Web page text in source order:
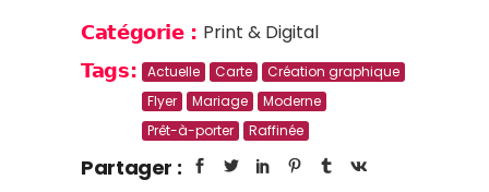
Catégorie : Print & Digital
Tags: Actuelle Carte
Création graphique
Flyer
Mariage
Moderne
Prêt-à-porter
Raffinée
Partager :